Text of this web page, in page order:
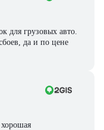
для грузовых авто.
да и по цене